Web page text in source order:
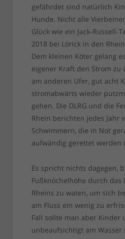
gefährdet sind natürlich
Hunde. Nicht alle
Glück wie ein Jack-Russell-
2018 bei Lörick in den
Dem kleinen Köter gelang
eigener Kraft den Strom
am anderen Ufer, gut acht
stromabwärts wieder
gehen. Die DLRG und die
Rhein berichten jedes Jahr
Schwimmern, die in Not
aufwändig gerettet werden
Es spricht nichts dagegen,
Fußknöchelhöhe durch das
Rheins zu waten, um sich
am Fluss ein wenig zu
Fall sollte man aber Kinder
unbeaufsichtigt am Wasser